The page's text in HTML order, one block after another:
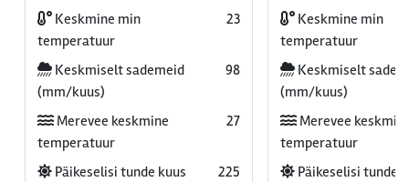
Keskmine min
temperatuur
23
Keskmiselt sademeid
(mm/kuus)
98
Merevee keskmine
temperatuur
27
Päikeselisi tunde kuus
225
Keskmine min
temperatuur
Keskmiselt
(mm/kuus)
Merevee
temperatuur
Päikeselisi tunde